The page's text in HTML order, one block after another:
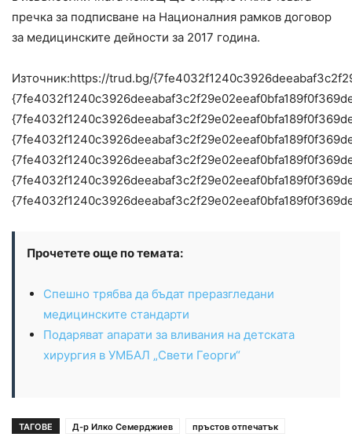
пречка за подписване на Националния рамков договор
за медицинските дейности за 2017 година.
Източник:https://trud.bg/
Прочетете още по темата:
Спешно трябва да бъдат преразгледани
медицинските стандарти
Подаряват апарати за вливания на детската
хирургия в УМБАЛ „Свети Георги“
ТАГОВЕ Д-р Илко Семерджиев пръстов отпечатък